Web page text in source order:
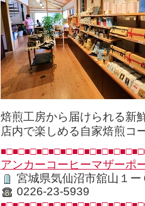
焙煎工房から届けられる新
店内で楽しめる自家焙煎コ
アンカーコーヒーマザーポ
宮城県気仙沼市舘山１ー
0226-23-5939